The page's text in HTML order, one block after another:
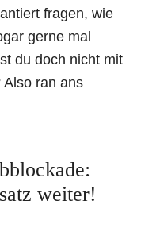
fragen, wie
gerne mal
du doch nicht mit
Also ran ans
weiter!